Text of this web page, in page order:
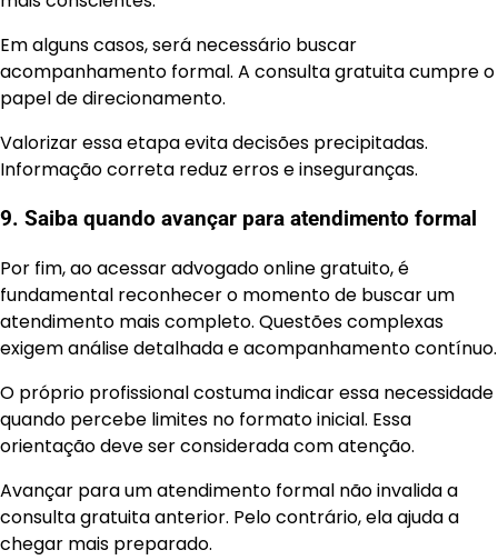
Em alguns casos, será necessário buscar
acompanhamento formal. A consulta gratuita cumpre o
papel de direcionamento.
Valorizar essa etapa evita decisões precipitadas.
Informação correta reduz erros e inseguranças.
9. Saiba quando avançar para atendimento formal
Por fim, ao acessar advogado online gratuito, é
fundamental reconhecer o momento de buscar um
atendimento mais completo. Questões complexas
exigem análise detalhada e acompanhamento contínuo.
O próprio profissional costuma indicar essa necessidade
quando percebe limites no formato inicial. Essa
orientação deve ser considerada com atenção.
Avançar para um atendimento formal não invalida a
consulta gratuita anterior. Pelo contrário, ela ajuda a
chegar mais preparado.